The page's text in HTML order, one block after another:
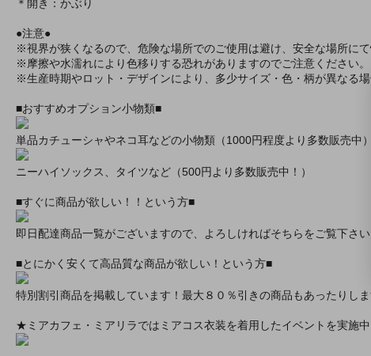
＊開き：かぶり
●注意●
※視界が狭くなるので、危険な場所でのご使用は避け、安全な場所に
※摩擦や水濡れにより色移りする恐れがありますのでご注意ください。
※生産時期やロット・デザインにより、多少サイズ・色・柄が異なる場
■おすすめオプション小物類■
単品カチューシャやネコ耳などの小物類（1000円程度より多数販売中）
ニーハイソックス、タイツなど（500円より多数販売中！）
■すぐに商品が欲しい！！という方■
即日配達商品一覧がございますので、よろしければそちらをご覧下さ
■とにかく安くて高品質な商品が欲しい！という方■
特別割引商品を掲載しています！最大８０％引きの商品もあったりしま
★ミアカフェ・ミアリラではミアコス衣装を着用したイベントを実施